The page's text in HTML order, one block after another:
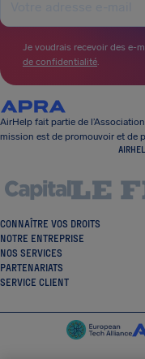
Je voudrais recevoir des e-
de confidentialité.
AirHelp fait partie de
mission est de promouvoir et de
CONNAÎTRE VOS DROITS
NOTRE ENTREPRISE
NOS SERVICES
PARTENARIATS
SERVICE CLIENT